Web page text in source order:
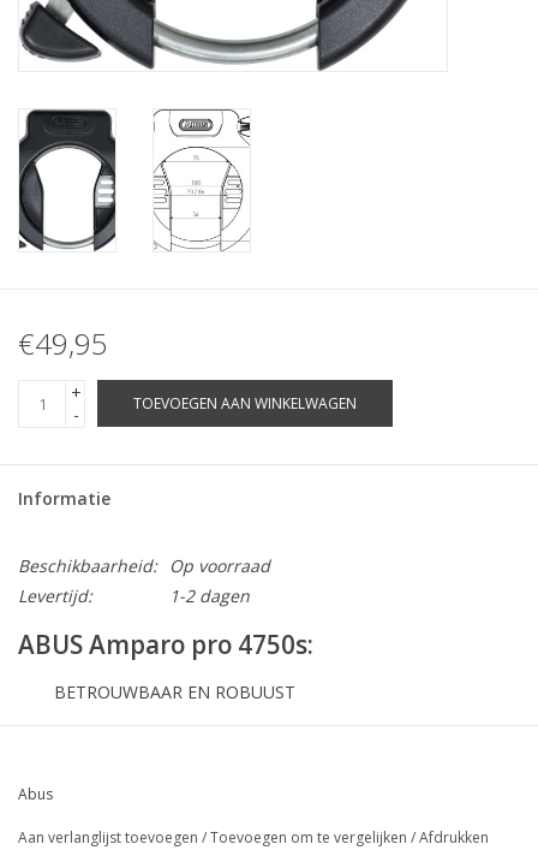
€49,95
+
-
TOEVOEGEN AAN WINKELWAGEN
Informatie
Beschikbaarheid:
Op voorraad
Levertijd:
1-2 dagen
ABUS Amparo pro 4750s:
BETROUWBAAR EN ROBUUST
Ringsloten bieden u een betrouwbare
Abus
Aan verlanglijst toevoegen /Toevoegen om te vergelijken /Afdrukken